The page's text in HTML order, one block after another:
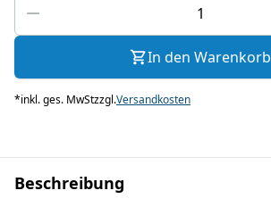
In den Warenkorb
*inkl. ges. MwStzzgl.Versandkosten
Beschreibung